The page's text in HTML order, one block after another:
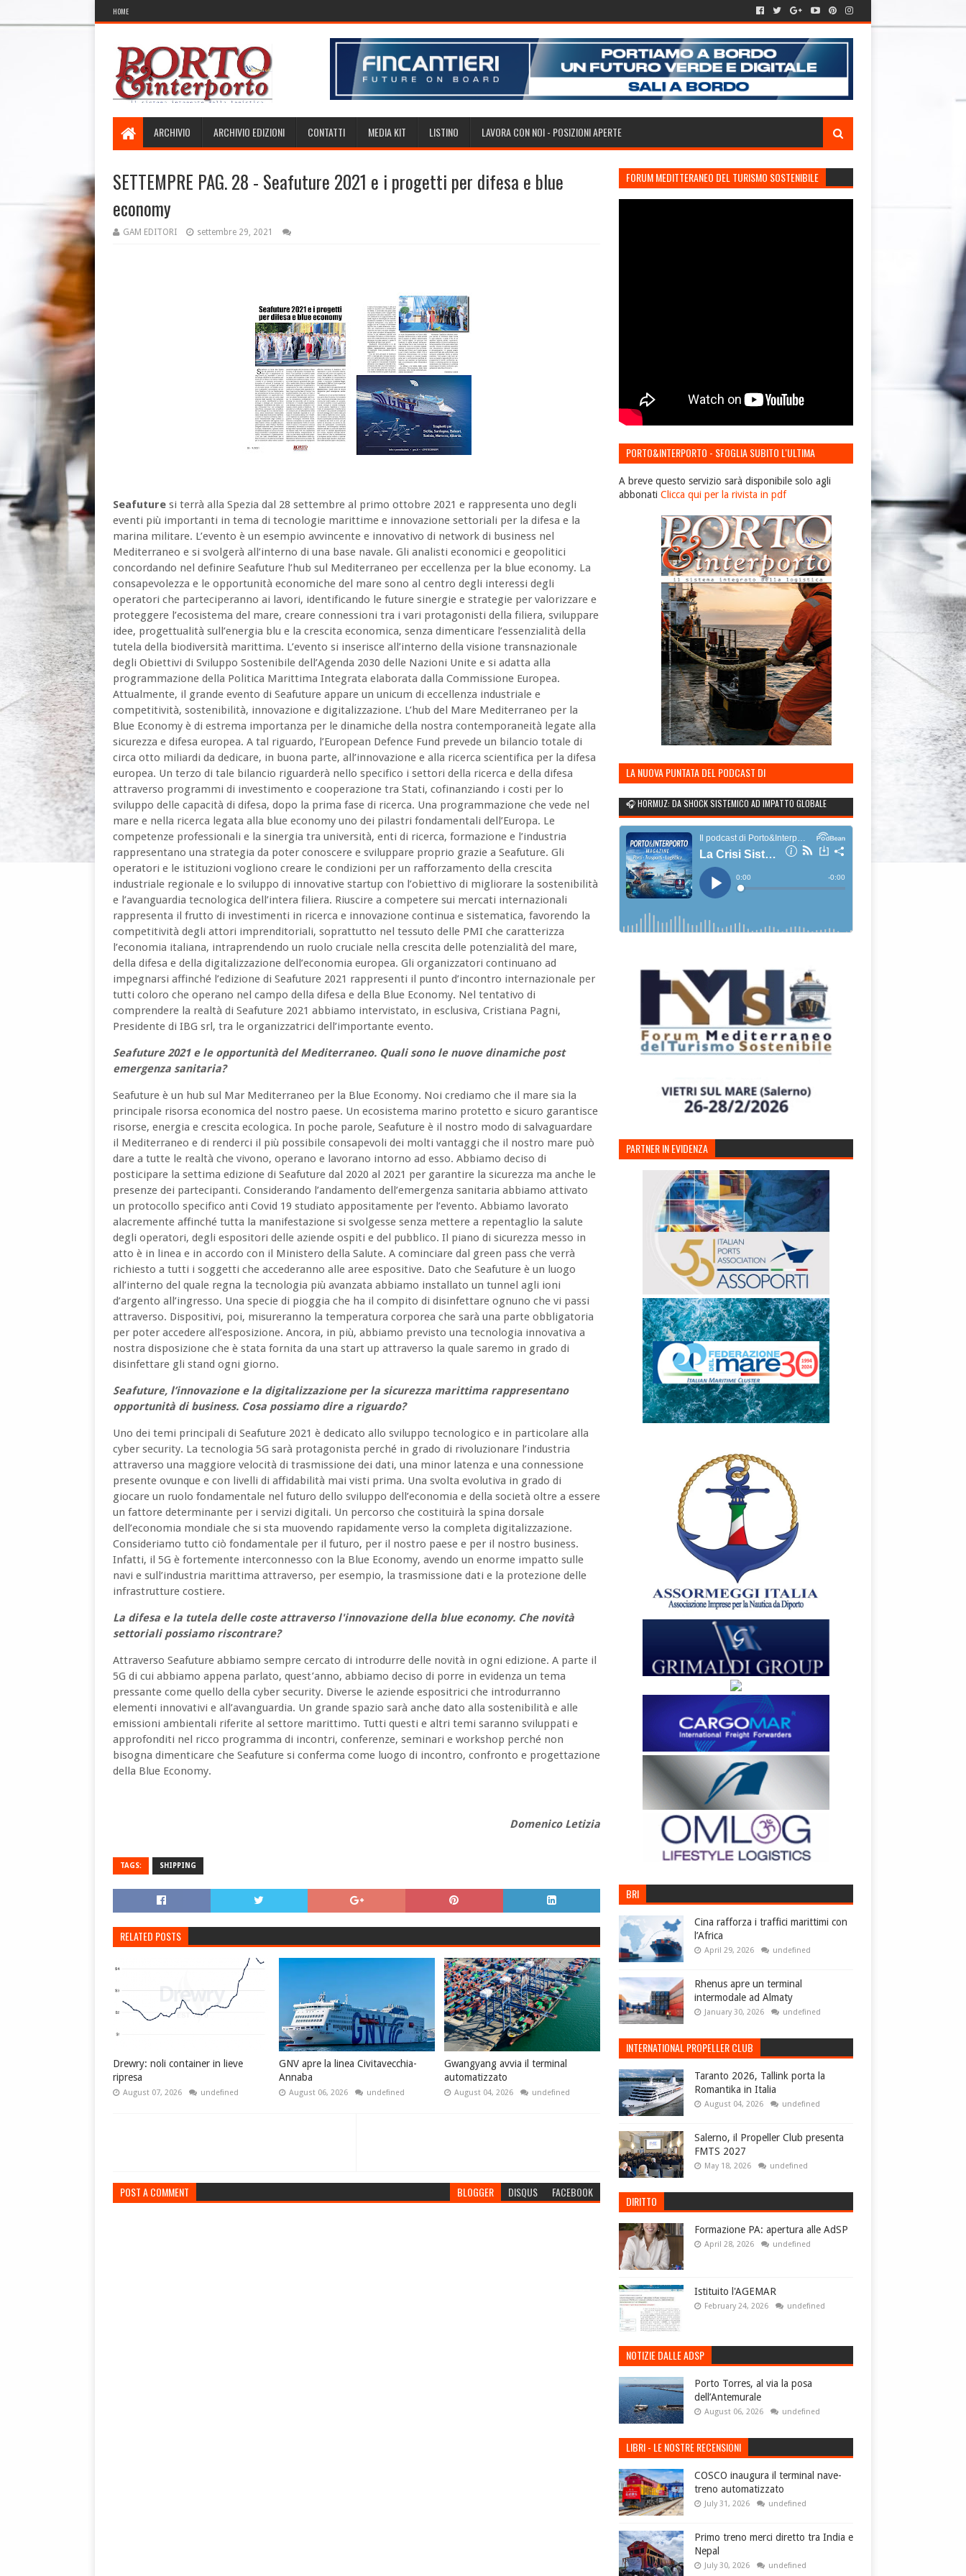
HOME
ARCHIVIO ARCHIVIO EDIZIONI CONTATTI MEDIA KIT LISTINO LAVORA CON NOI - POSIZIONI APERTE
SETTEMPRE PAG. 28 - Seafuture 2021 e i progetti per difesa e blue
economy
GAM EDITORI settembre 29, 2021
Seafuture si terrà alla Spezia dal 28 settembre al primo ottobre 2021 e rappresenta uno degli
eventi più importanti in tema di tecnologie marittime e innovazione settoriali per la difesa e la
marina militare. L’evento è un esempio avvincente e innovativo di network di business nel
Mediterraneo e si svolgerà all’interno di una base navale. Gli analisti economici e geopolitici
concordando nel definire Seafuture l’hub sul Mediterraneo per eccellenza per la blue economy. La
consapevolezza e le opportunità economiche del mare sono al centro degli interessi degli
operatori che parteciperanno ai lavori, identificando le future sinergie e strategie per valorizzare e
proteggere l’ecosistema del mare, creare connessioni tra i vari protagonisti della filiera, sviluppare
idee, progettualità sull’energia blu e la crescita economica, senza dimenticare l’essenzialità della
tutela della biodiversità marittima. L’evento si inserisce all’interno della visione transnazionale
degli Obiettivi di Sviluppo Sostenibile dell’Agenda 2030 delle Nazioni Unite e si adatta alla
programmazione della Politica Marittima Integrata elaborata dalla Commissione Europea.
Attualmente, il grande evento di Seafuture appare un unicum di eccellenza industriale e
competitività, sostenibilità, innovazione e digitalizzazione. L’hub del Mare Mediterraneo per la
Blue Economy è di estrema importanza per le dinamiche della nostra contemporaneità legate alla
sicurezza e difesa europea. A tal riguardo, l’European Defence Fund prevede un bilancio totale di
circa otto miliardi da dedicare, in buona parte, all’innovazione e alla ricerca scientifica per la difesa
europea. Un terzo di tale bilancio riguarderà nello specifico i settori della ricerca e della difesa
attraverso programmi di investimento e cooperazione tra Stati, cofinanziando i costi per lo
sviluppo delle capacità di difesa, dopo la prima fase di ricerca. Una programmazione che vede nel
mare e nella ricerca legata alla blue economy uno dei pilastri fondamentali dell’Europa. Le
competenze professionali e la sinergia tra università, enti di ricerca, formazione e l’industria
rappresentano una strategia da poter conoscere e sviluppare proprio grazie a Seafuture. Gli
operatori e le istituzioni vogliono creare le condizioni per un rafforzamento della crescita
industriale regionale e lo sviluppo di innovative startup con l’obiettivo di migliorare la sostenibilità
e l’avanguardia tecnologica dell’intera filiera. Riuscire a competere sui mercati internazionali
rappresenta il frutto di investimenti in ricerca e innovazione continua e sistematica, favorendo la
competitività degli attori imprenditoriali, soprattutto nel tessuto delle PMI che caratterizza
l’economia italiana, intraprendendo un ruolo cruciale nella crescita delle potenzialità del mare,
della difesa e della digitalizzazione dell’economia europea. Gli organizzatori continuano ad
impegnarsi affinché l’edizione di Seafuture 2021 rappresenti il punto d’incontro internazionale per
tutti coloro che operano nel campo della difesa e della Blue Economy. Nel tentativo di
comprendere la realtà di Seafuture 2021 abbiamo intervistato, in esclusiva, Cristiana Pagni,
Presidente di IBG srl, tra le organizzatrici dell’importante evento.
Seafuture 2021 e le opportunità del Mediterraneo. Quali sono le nuove dinamiche post
emergenza sanitaria?
Seafuture è un hub sul Mar Mediterraneo per la Blue Economy. Noi crediamo che il mare sia la
principale risorsa economica del nostro paese. Un ecosistema marino protetto e sicuro garantisce
risorse, energia e crescita ecologica. In poche parole, Seafuture è il nostro modo di salvaguardare
il Mediterraneo e di renderci il più possibile consapevoli dei molti vantaggi che il nostro mare può
dare a tutte le realtà che vivono, operano e lavorano intorno ad esso. Abbiamo deciso di
posticipare la settima edizione di Seafuture dal 2020 al 2021 per garantire la sicurezza ma anche le
presenze dei partecipanti. Considerando l’andamento dell’emergenza sanitaria abbiamo attivato
un protocollo specifico anti Covid 19 studiato appositamente per l’evento. Abbiamo lavorato
alacremente affinché tutta la manifestazione si svolgesse senza mettere a repentaglio la salute
degli operatori, degli espositori delle aziende ospiti e del pubblico. Il piano di sicurezza messo in
atto è in linea e in accordo con il Ministero della Salute. A cominciare dal green pass che verrà
richiesto a tutti i soggetti che accederanno alle aree espositive. Dato che Seafuture è un luogo
all’interno del quale regna la tecnologia più avanzata abbiamo installato un tunnel agli ioni
d’argento all’ingresso. Una specie di pioggia che ha il compito di disinfettare ognuno che vi passi
attraverso. Dispositivi, poi, misureranno la temperatura corporea che sarà una parte obbligatoria
per poter accedere all’esposizione. Ancora, in più, abbiamo previsto una tecnologia innovativa a
nostra disposizione che è stata fornita da una start up attraverso la quale saremo in grado di
disinfettare gli stand ogni giorno.
Seafuture, l’innovazione e la digitalizzazione per la sicurezza marittima rappresentano
opportunità di business. Cosa possiamo dire a riguardo?
Uno dei temi principali di Seafuture 2021 è dedicato allo sviluppo tecnologico e in particolare alla
cyber security. La tecnologia 5G sarà protagonista perché in grado di rivoluzionare l’industria
attraverso una maggiore velocità di trasmissione dei dati, una minor latenza e una connessione
presente ovunque e con livelli di affidabilità mai visti prima. Una svolta evolutiva in grado di
giocare un ruolo fondamentale nel futuro dello sviluppo dell’economia e della società oltre a essere
un fattore determinante per i servizi digitali. Un percorso che costituirà la spina dorsale
dell’economia mondiale che si sta muovendo rapidamente verso la completa digitalizzazione.
Consideriamo tutto ciò fondamentale per il futuro, per il nostro paese e per il nostro business.
Infatti, il 5G è fortemente interconnesso con la Blue Economy, avendo un enorme impatto sulle
navi e sull’industria marittima attraverso, per esempio, la trasmissione dati e la protezione delle
infrastrutture costiere.
La difesa e la tutela delle coste attraverso l'innovazione della blue economy. Che novità
settoriali possiamo riscontrare?
Attraverso Seafuture abbiamo sempre cercato di introdurre delle novità in ogni edizione. A parte il
5G di cui abbiamo appena parlato, quest’anno, abbiamo deciso di porre in evidenza un tema
pressante come quello della cyber security. Diverse le aziende espositrici che introdurranno
elementi innovativi e all’avanguardia. Un grande spazio sarà anche dato alla sostenibilità e alle
emissioni ambientali riferite al settore marittimo. Tutti questi e altri temi saranno sviluppati e
approfonditi nel ricco programma di incontri, conferenze, seminari e workshop perché non
bisogna dimenticare che Seafuture si conferma come luogo di incontro, confronto e progettazione
della Blue Economy.
Domenico Letizia
TAGS: SHIPPING
RELATED POSTS
Drewry: noli container in lieve
ripresa
August 07, 2026 undefined
GNV apre la linea Civitavecchia-
Annaba
August 06, 2026 undefined
Gwangyang avvia il terminal
automatizzato
August 04, 2026 undefined
POST A COMMENT BLOGGER DISQUS FACEBOOK
FORUM MEDITTERANEO DEL TURISMO SOSTENIBILE
PORTO&INTERPORTO - SFOGLIA SUBITO L'ULTIMA
A breve questo servizio sarà disponibile solo agli
abbonati Clicca qui per la rivista in pdf
LA NUOVA PUNTATA DEL PODCAST DI
🎧 HORMUZ: DA SHOCK SISTEMICO AD IMPATTO GLOBALE
PARTNER IN EVIDENZA
BRI
Cina rafforza i traffici marittimi con
l’Africa
April 29, 2026 undefined
Rhenus apre un terminal
intermodale ad Almaty
January 30, 2026 undefined
INTERNATIONAL PROPELLER CLUB
Taranto 2026, Tallink porta la
Romantika in Italia
August 04, 2026 undefined
Salerno, il Propeller Club presenta
FMTS 2027
May 18, 2026 undefined
DIRITTO
Formazione PA: apertura alle AdSP
April 28, 2026 undefined
Istituito l'AGEMAR
February 24, 2026 undefined
NOTIZIE DALLE ADSP
Porto Torres, al via la posa
dell’Antemurale
August 06, 2026 undefined
LIBRI - LE NOSTRE RECENSIONI
COSCO inaugura il terminal nave-
treno automatizzato
July 31, 2026 undefined
Primo treno merci diretto tra India e
Nepal
July 30, 2026 undefined